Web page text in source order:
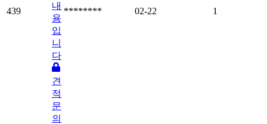
439
내
용
입
니
다
******** 02-22 1
견
적
문
의